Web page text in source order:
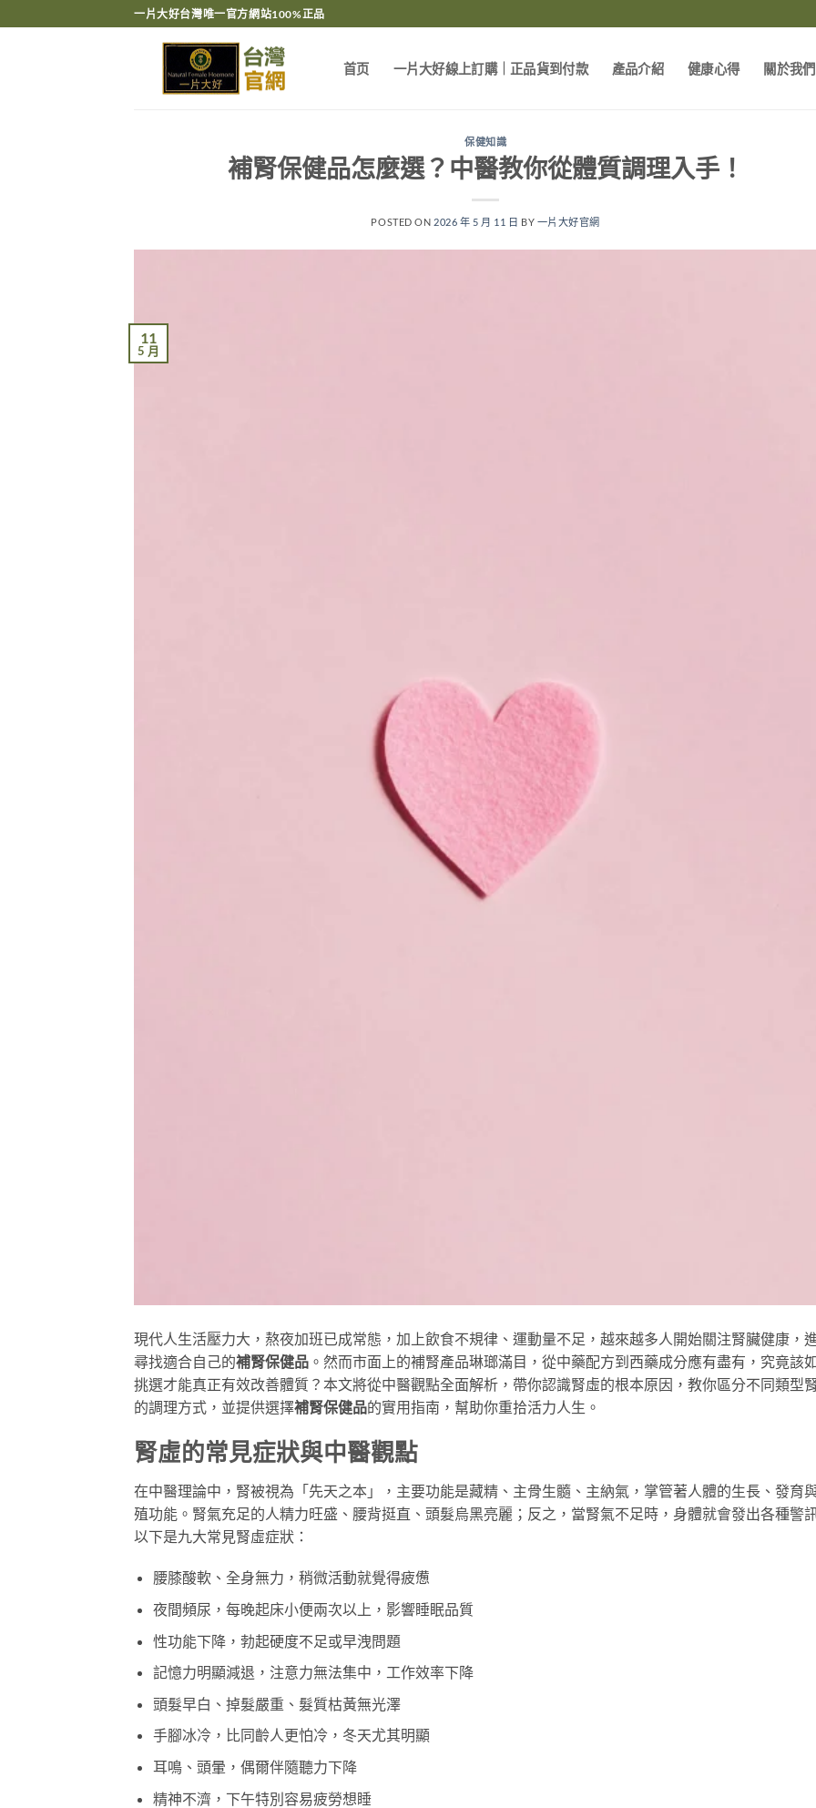
轉
一片大好台灣唯一官方網站100%正品
首页 一片大好線上訂購｜正品貨到付款 產品介紹 健康心得 關於我們
保健知識
補腎保健品怎麼選？中醫教你從體質調理入手！
POSTED ON 2026 年 5 月 11 日 BY 一片大好官網
11
5 月
現代人生活壓力大，熬夜加班已成常態，加上飲食不規律、運動量不足，越來越多人開始關注腎臟健康，
尋找適合自己的補腎保健品 。然而市面上的補腎產品琳瑯滿目，從中藥配方到西藥成分應有盡有，究竟該
挑選才能真正有效改善體質？本文將從中醫觀點全面解析，帶你認識腎虛的根本原因，教你區分不同類型
的調理方式，並提供選擇補腎保健品的實用指南，幫助你重拾活力人生。
腎虛的常見症狀與中醫觀點
在中醫理論中，腎被視為「先天之本」，主要功能是藏精、主骨生髓、主納氣，掌管著人體的生長、發育
殖功能。腎氣充足的人精力旺盛、腰背挺直、頭髮烏黑亮麗；反之，當腎氣不足時，身體就會發出各種警
以下是九大常見腎虛症狀：
腰膝酸軟、全身無力，稍微活動就覺得疲憊
夜間頻尿，每晚起床小便兩次以上，影響睡眠品質
性功能下降，勃起硬度不足或早洩問題
記憶力明顯減退，注意力無法集中，工作效率下降
頭髮早白、掉髮嚴重、髮質枯黃無光澤
手腳冰冷，比同齡人更怕冷，冬天尤其明顯
耳鳴、頭暈，偶爾伴隨聽力下降
精神不濟，下午特別容易疲勞想睡